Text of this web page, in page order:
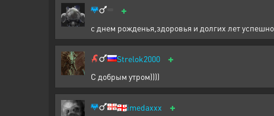
+
с днем рожденья,здоровья и долгих лет
Strelok2000 +
С добрым утром))))
🇬🇪imedaxxx +